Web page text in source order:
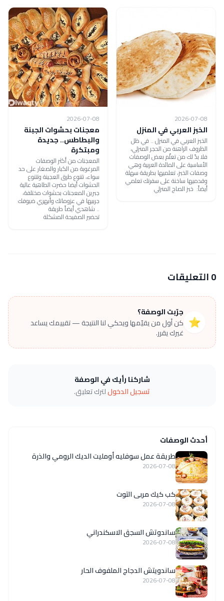
2026-07-08
الخبز العربي في المنزل
الخبز العربي في المنزل .. في ظل
الظروف الراهنة من الحجر المنزلي،
فلا بدّ لك من تعلّم بعض الوصفات
الأساسية على المائدة العربية وهي
وصفات الخبز، تعلميها بطريقة سهلة
وقدميها ساخنة على سفرتك تعلمي
أيضاً: خبز الصاج المنزلي
2026-07-08
معجنات بحشوات الجبنة
والبطاطس.. جديدة
ومبتكرة
المعجنات من أكثر الوصفات
المرغوبة من الكبار والصغار على حد
سواء، تتنوع طرق العجينة وتتنوع
الحشوات أيضا حضرت الطاهية عالية
جبرين المعجنات بحشوات مختلفة،
جربيها في عزوماتك وأبهري ضيوفك
.. شاهدي أيضاً طريقة
تحضير الصفيحة المشكلة
0 التعليقات
⭐
جرّبت الوصفة؟
كن أول من يقيّمها ويحكي لنا النتيجة — تقييمك يساعد
غيرك يقرر.
شاركنا رأيك في الوصفة
تسجيل الدخوللترك تعليق.
أحدث الوصفات
طريقة عمل سوفليه أومليت الديك الرومي والذرة
2026-07-08
كب كيك مربى التوت
2026-07-08
ساندوتش السجق الاسكندراني
2026-07-08
ساندويتش الدجاج الملفوف الحار
2026-07-08